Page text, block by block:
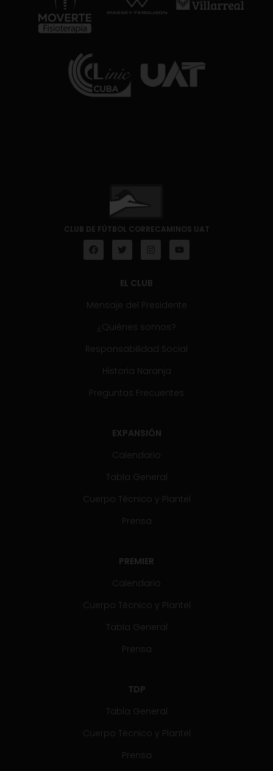
CLUB DE FÚTBOL CORRECAMINOS UAT
EL CLUB
Mensaje del Presidente
¿Quiénes somos?
Responsabilidad Social
Historia Naranja
Preguntas Frecuentes
EXPANSIÓN
Calendario
Tabla General
Cuerpo Técnico y Plantel
Prensa
PREMIER
Calendario
Cuerpo Técnico y Plantel
Tabla General
Prensa
TDP
Tabla General
Cuerpo Técnico y Plantel
Prensa